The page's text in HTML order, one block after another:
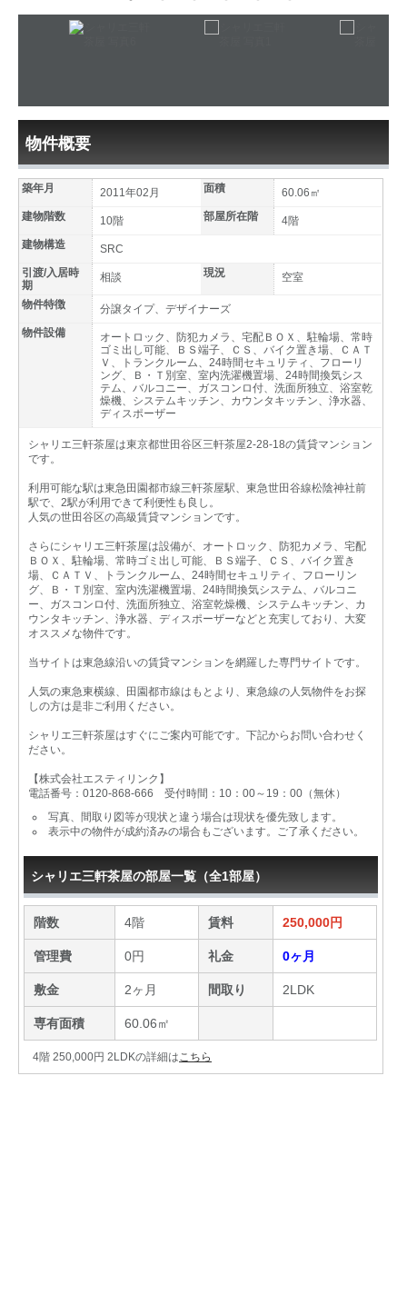
物件概要
築年月 2011年02月 面積
60.06㎡
建物階数
10階 部屋所在階
4階
建物構造
SRC
引渡/入居時
期
相談 現況 空室
物件特徴
分譲タイプ、デザイナーズ
物件設備
オートロック、防犯カメラ、宅配ＢＯＸ、駐輪場、常時
ゴミ出し可能、ＢＳ端子、ＣＳ、バイク置き場、ＣＡＴ
Ｖ、トランクルーム、24時間セキュリティ、フローリ
ング、Ｂ・Ｔ別室、室内洗濯機置場、24時間換気シス
テム、バルコニー、ガスコンロ付、洗面所独立、浴室乾
燥機、システムキッチン、カウンタキッチン、浄水器、
ディスポーザー
シャリエ三軒茶屋は東京都世田谷区三軒茶屋2-28-18の賃貸マンション
です。
利用可能な駅は東急田園都市線三軒茶屋駅、東急世田谷線松陰神社前
駅で、2駅が利用できて利便性も良し。
人気の世田谷区の高級賃貸マンションです。
さらにシャリエ三軒茶屋は設備が、オートロック、防犯カメラ、宅配
ＢＯＸ、駐輪場、常時ゴミ出し可能、ＢＳ端子、ＣＳ、バイク置き
場、ＣＡＴＶ、トランクルーム、24時間セキュリティ、フローリン
グ、Ｂ・Ｔ別室、室内洗濯機置場、24時間換気システム、バルコニ
ー、ガスコンロ付、洗面所独立、浴室乾燥機、システムキッチン、カ
ウンタキッチン、浄水器、ディスポーザーなどと充実しており、大変
オススメな物件です。
当サイトは東急線沿いの賃貸マンションを網羅した専門サイトです。
人気の東急東横線、田園都市線はもとより、東急線の人気物件をお探
しの方は是非ご利用ください。
シャリエ三軒茶屋はすぐにご案内可能です。下記からお問い合わせく
ださい。
【株式会社エスティリンク】
電話番号：0120-868-666 受付時間：10：00～19：00（無休）
写真、間取り図等が現状と違う場合は現状を優先致します。
表示中の物件が成約済みの場合もございます。ご了承ください。
シャリエ三軒茶屋の部屋一覧（全1部屋）
階数 4階 賃料 250,000円
管理費 0円 礼金 0ヶ月
敷金 2ヶ月 間取り 2LDK
専有面積 60.06㎡
4階 250,000円 2LDKの詳細は こちら